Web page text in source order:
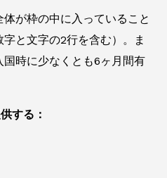
が枠の中に入っていること
と文字の2行を含む）。ま
時に少なくとも6ヶ月間有
する：